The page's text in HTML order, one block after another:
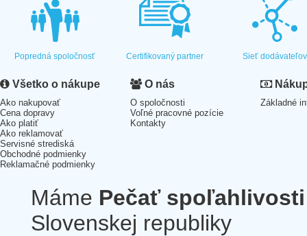
Popredná spoločnosť Certifikovaný partner Sieť dodávateľov
Všetko o nákupe
Ako nakupovať
Cena dopravy
Ako platiť
Ako reklamovať
Servisné strediská
Obchodné podmienky
Reklamačné podmienky
O nás
O spoločnosti
Voľné pracovné pozície
Kontakty
Základné
Máme Pečať spoľahlivosti
Slovenskej republiky